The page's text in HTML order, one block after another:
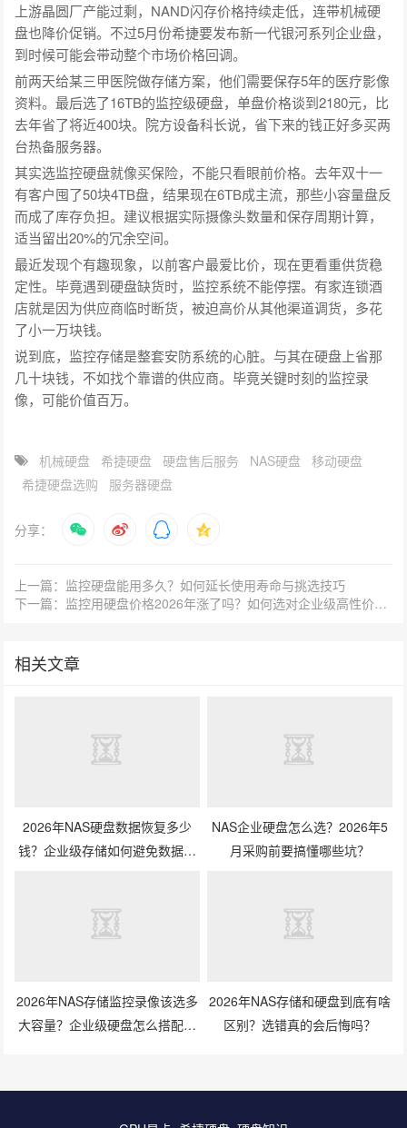
上游晶圆厂产能过剩，NAND闪存价格持续走低，连带机械硬
盘也降价促销。不过5月份希捷要发布新一代银河系列企业盘，
到时候可能会带动整个市场价格回调。
前两天给某三甲医院做存储方案，他们需要保存5年的医疗影像
资料。最后选了16TB的监控级硬盘，单盘价格谈到2180元，比
去年省了将近400块。院方设备科长说，省下来的钱正好多买两
台热备服务器。
其实选监控硬盘就像买保险，不能只看眼前价格。去年双十一
有客户囤了50块4TB盘，结果现在6TB成主流，那些小容量盘反
而成了库存负担。建议根据实际摄像头数量和保存周期计算，
适当留出20%的冗余空间。
最近发现个有趣现象，以前客户最爱比价，现在更看重供货稳
定性。毕竟遇到硬盘缺货时，监控系统不能停摆。有家连锁酒
店就是因为供应商临时断货，被迫高价从其他渠道调货，多花
了小一万块钱。
说到底，监控存储是整套安防系统的心脏。与其在硬盘上省那
几十块钱，不如找个靠谱的供应商。毕竟关键时刻的监控录
像，可能价值百万。
机械硬盘 希捷硬盘 硬盘售后服务 NAS硬盘
移动硬盘
希捷硬盘选购
服务器硬盘
分享：
上一篇：监控硬盘能用多久？如何延长使用寿命与挑选技巧
下一篇：监控用硬盘价格2026年涨了吗？如何选对企业级高性价比型号？
相关文章
2026年NAS硬盘数据恢复多少
钱？企业级存储如何避免数据丢
NAS企业硬盘怎么选？2026年5
月采购前要搞懂哪些坑？
2026年NAS存储监控录像该选多
大容量？企业级硬盘怎么搭配才
2026年NAS存储和硬盘到底有啥
区别？选错真的会后悔吗？